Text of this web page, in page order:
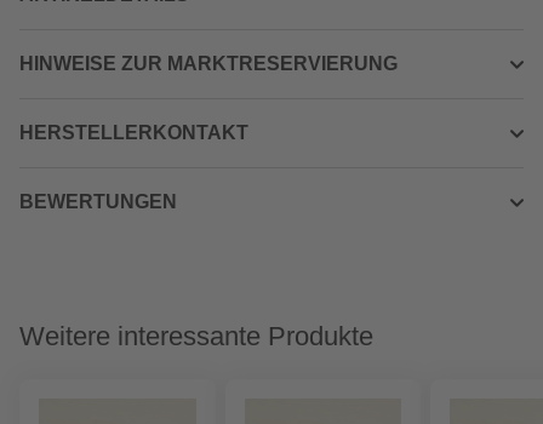
HINWEISE ZUR MARKTRESERVIERUNG
HERSTELLERKONTAKT
BEWERTUNGEN
Weitere interessante Produkte